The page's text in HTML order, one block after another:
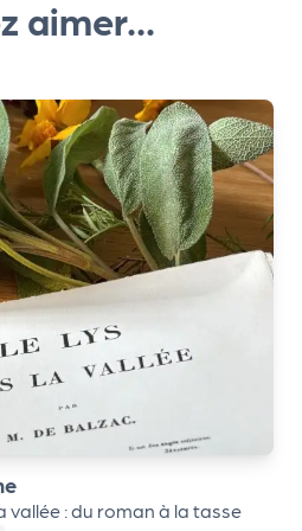
aimer...
vallée : du roman à la tasse